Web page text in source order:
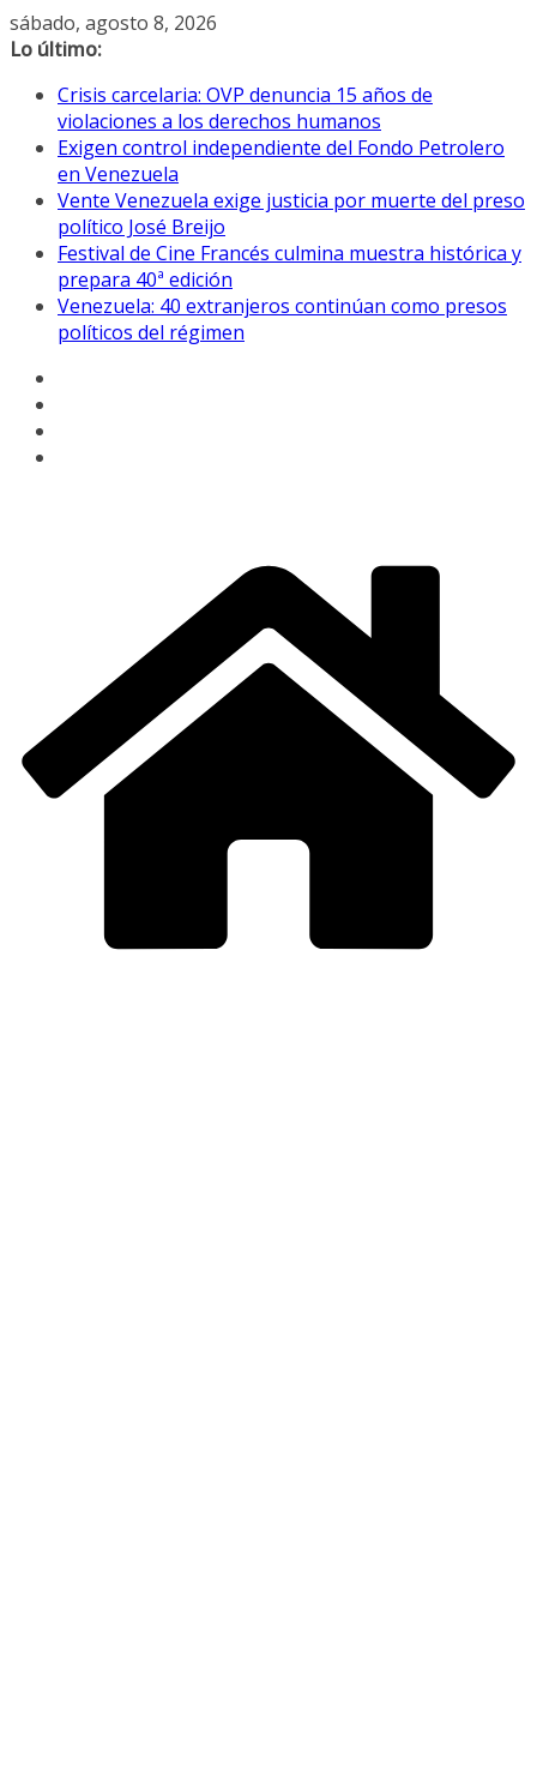
Saltar
al
sábado, agosto 8, 2026
Lo último:
Crisis carcelaria: OVP denuncia 15 años de
violaciones a los derechos humanos
Exigen control independiente del Fondo Petrolero
en Venezuela
Vente Venezuela exige justicia por muerte del preso
político José Breijo
Festival de Cine Francés culmina muestra histórica y
prepara 40ª edición
Venezuela: 40 extranjeros continúan como presos
políticos del régimen